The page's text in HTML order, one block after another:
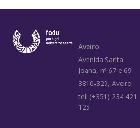
Aveiro
Avenida Santa
Joana, nº 67 e 69
3810-329, Aveiro
tel: (+351) 234 421
125